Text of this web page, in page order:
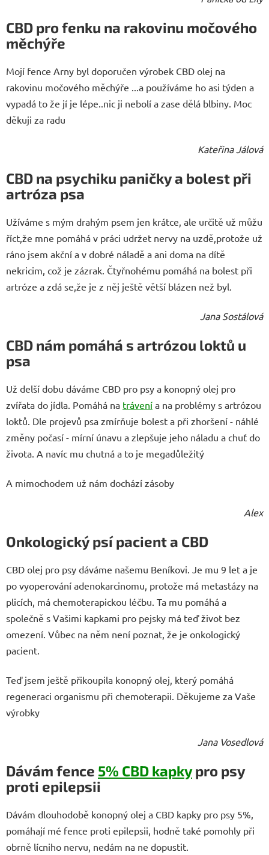
CBD pro fenku na rakovinu močového
měchýře
Mojí fence Arny byl doporučen výrobek CBD olej na
rakovinu močového měchýře ...a používáme ho asi týden a
vypadá to že jí je lépe..nic ji nebolí a zase dělá blbiny. Moc
děkuji za radu
Kateřina Jálová
CBD na psychiku paničky a bolest při
artróza psa
Užíváme s mým drahým psem jen krátce, ale určitě už můžu
říct,že mne pomáhá v práci udržet nervy na uzdě,protože už
ráno jsem akční a v dobré náladě a ani doma na dítě
nekricim, což je zázrak. Čtyřnohému pomáhá na bolest při
artróze a zdá se,že je z něj ještě větší blázen než byl.
Jana Sostálová
CBD nám pomáhá s artrózou loktů u
psa
Už delší dobu dáváme CBD pro psy a konopný olej pro
zvířata do jídla. Pomáhá na trávení a na problémy s artrózou
loktů. Dle projevů psa zmírňuje bolest a při zhoršení - náhlé
změny počasí - mírní únavu a zlepšuje jeho náladu a chuť do
života. A navíc mu chutná a to je megadůležitý
A mimochodem už nám dochází zásoby
Alex
Onkologický psí pacient a CBD
CBD olej pro psy dáváme našemu Beníkovi. Je mu 9 let a je
po vyoperování adenokarcinomu, protože má metastázy na
plicích, má chemoterapickou léčbu. Ta mu pomáhá a
společně s Vašimi kapkami pro pejsky má teď život bez
omezení. Vůbec na něm není poznat, že je onkologický
pacient.
Teď jsem ještě přikoupila konopný olej, který pomáhá
regeneraci organismu při chemoterapii. Děkujeme za Vaše
výrobky
Jana Vosedlová
Dávám fence 5% CBD kapkypro psy
proti epilepsii
Dávám dlouhodobě konopný olej a CBD kapky pro psy 5%,
pomáhají mé fence proti epilepsii, hodně také pomohly při
obrně lícniho nervu, nedám na ne dopustit.